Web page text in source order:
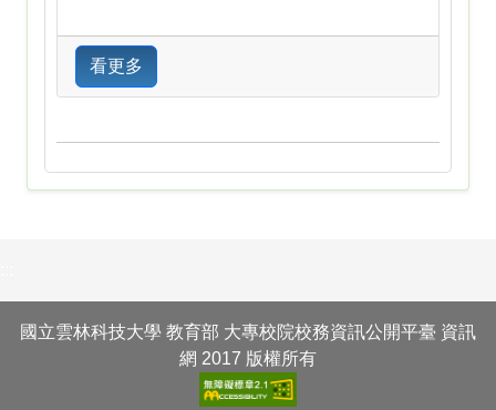
看更多
國立雲林科技大學 教育部 大專校院校務資訊公開平臺 資訊
網 2017 版權所有